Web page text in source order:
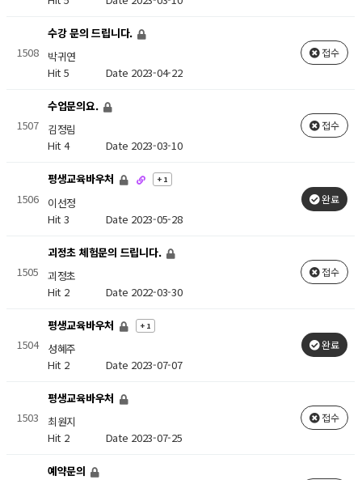
1508
수강 문의 드립니다.
박귀연
Hit 5 Date 2023-04-22
접수
1507
수업문의요.
김정림
Hit 4 Date 2023-03-10
접수
1506
평생교육바우처 + 1
이선정
Hit 3 Date 2023-05-28
완료
1505
괴정초 체험문의 드립니다.
괴정초
Hit 2 Date 2022-03-30
접수
1504
평생교육바우처 + 1
성혜주
Hit 2 Date 2023-07-07
완료
1503
평생교육바우처
최원지
Hit 2 Date 2023-07-25
접수
예약문의